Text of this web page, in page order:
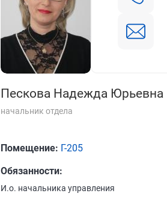
Пескова Надежда Юрьевна
начальник отдела
Помещение: Г-205
Обязанности:
И.о. начальника управления